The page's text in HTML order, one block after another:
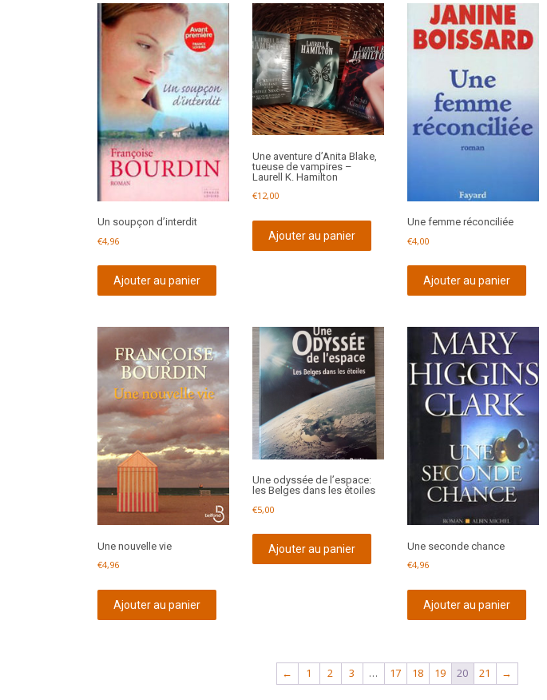
Un soupçon d’interdit
€4,96
Ajouter au panier
Une aventure d’Anita Blake,
tueuse de vampires –
Laurell K. Hamilton
€12,00
Ajouter au panier
Une femme réconciliée
€4,00
Ajouter au panier
Une nouvelle vie
€4,96
Ajouter au panier
Une odyssée de l’espace:
les Belges dans les étoiles
€5,00
Ajouter au panier
Une seconde chance
€4,96
Ajouter au panier
← 1 2 3 … 17 18 19 20 21 →